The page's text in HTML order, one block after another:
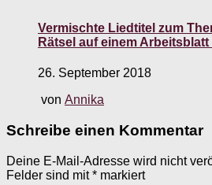
Vermischte Liedtitel zum
Rätsel auf einem
26. September 2018
von Annika
Schreibe einen Kommentar
Deine E-Mail-Adresse wird nicht
Felder sind mit* markiert